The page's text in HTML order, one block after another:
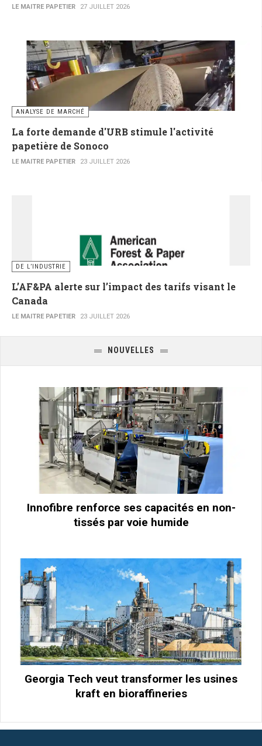
LE MAITRE PAPETIER 27 JUILLET 2026
ANALYSE DE MARCHÉ
La forte demande d'URB stimule l'activité
papetière de Sonoco
LE MAITRE PAPETIER 23 JUILLET 2026
DE L’INDUSTRIE
L’AF&PA alerte sur l’impact des tarifs visant le
Canada
LE MAITRE PAPETIER 23 JUILLET 2026
NOUVELLES
Innofibre renforce ses capacités en non-
tissés par voie humide
Georgia Tech veut transformer les usines
kraft en bioraffineries